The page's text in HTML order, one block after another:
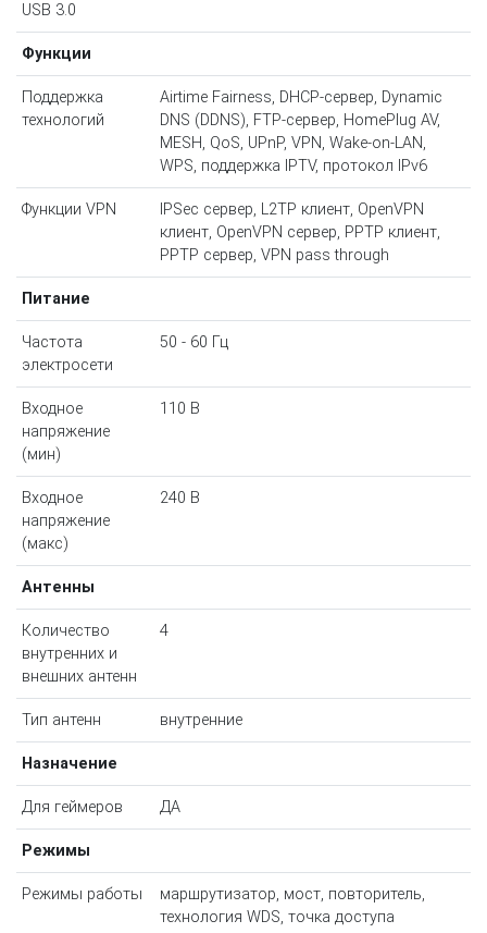
USB 3.0
Функции
Поддержка
технологий
Airtime Fairness, DHCP-сервер, Dynamic
DNS (DDNS), FTP-сервер, HomePlug AV,
MESH, QoS, UPnP, VPN, Wake-on-LAN,
WPS, поддержка IPTV, протокол IPv6
Функции VPN
IPSec сервер, L2TP клиент, OpenVPN
клиент, OpenVPN сервер, PPTP клиент,
PPTP сервер, VPN pass through
Питание
Частота
электросети
50 - 60 Гц
Входное
напряжение
(мин)
110 В
Входное
напряжение
(макс)
240 В
Антенны
Количество
внутренних и
внешних антенн
4
Тип антенн внутренние
Назначение
Для геймеров ДА
Режимы
Режимы работы
маршрутизатор, мост, повторитель,
технология WDS, точка доступа